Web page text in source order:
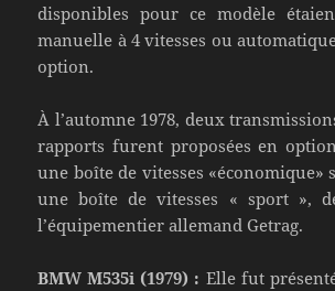
disponibles pour ce modèle
manuelle à 4 vitesses ou
option.
À l’automne 1978, deux
rapports furent proposées en
une boîte de vitesses
une boîte de vitesses « sport »,
l’équipementier allemand Getrag.
BMW M535i (1979) : Elle fut